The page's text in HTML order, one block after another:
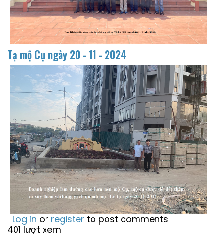
Tạ mộ Cụ ngày20 - 11 - 2024
Log in or register to post comments
401 lượt xem